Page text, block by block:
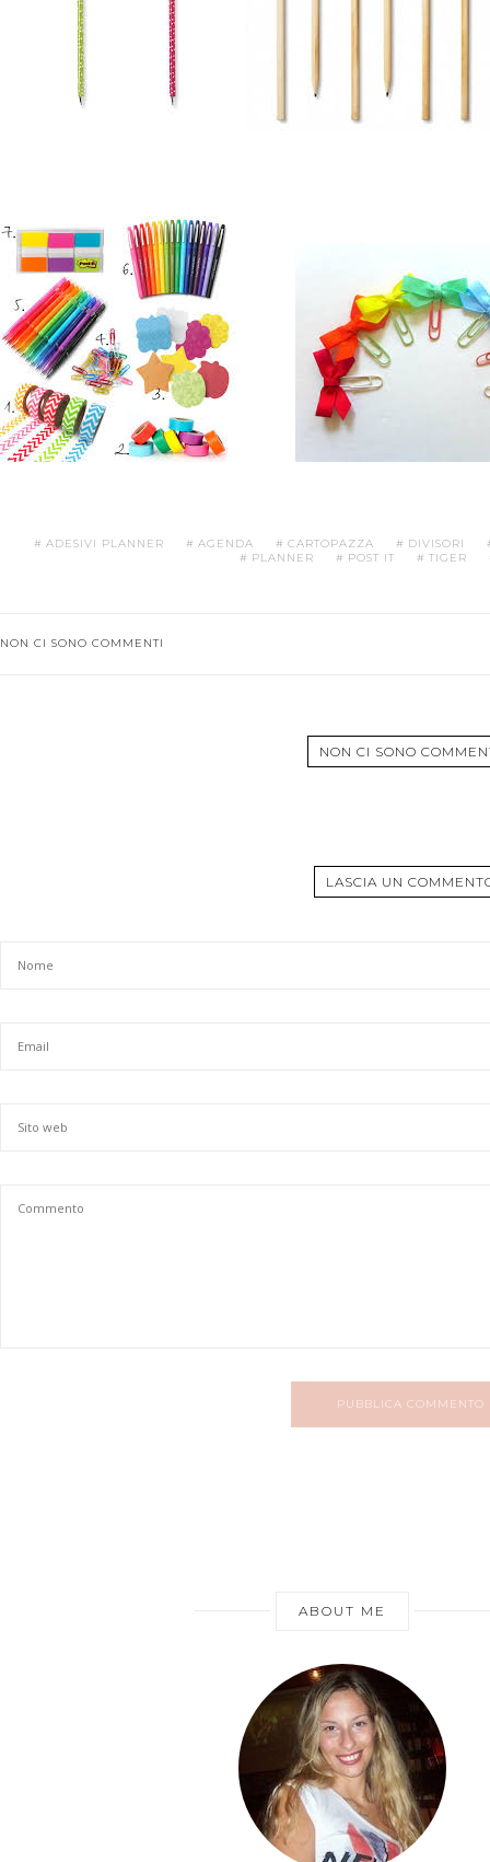
ADESIVI PLANNER AGENDA CARTOPAZZA
DIVISORI
PLANNER
POST IT TIGER
NON CI SONO COMMENTI
NON CI SONO
LASCIA UN
PUBBLICA COMMENTO
ABOUT ME